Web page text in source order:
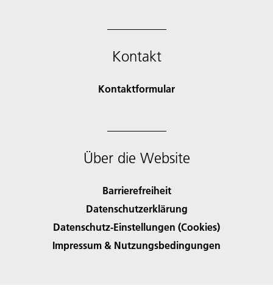
Kontakt
Kontaktformular
Über die Website
Barrierefreiheit
Datenschutzerklärung
Datenschutz-Einstellungen (Cookies)
Impressum & Nutzungsbedingungen